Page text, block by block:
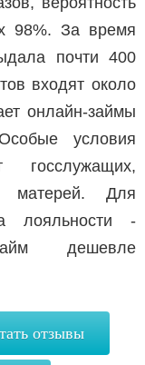
98%. За время
почти 400
входят около
онлайн-займы
условия
госслужащих,
матерей. Для
лояльности -
дешевле
отзывы